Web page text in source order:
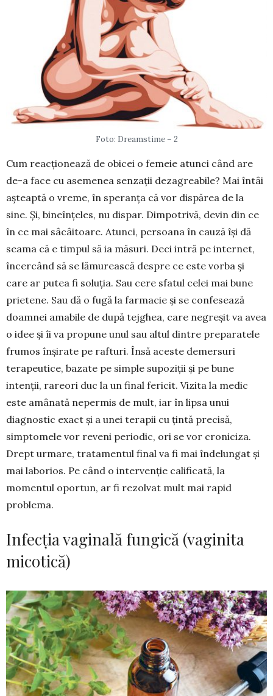
Foto: Dreamstime – 2
Cum reacționează de obicei o femeie a­tunci când are
de-a face cu asemenea sen­zații dezagreabile? Mai întâi
așteaptă o vreme, în speranța că vor dispărea de la
sine. Și, bineîn­țeles, nu dispar. Dimpotrivă, devin din ce
în ce mai sâcâitoare. Atunci, persoana în cauză își dă
seama că e timpul să ia măsuri. Deci intră pe internet,
încercând să se lămurească despre ce este vorba și
care ar putea fi soluția. Sau cere sfatul celei mai bune
prietene. Sau dă o fugă la farmacie și se con­fesează
doamnei amabile de după tejghea, care ne­greșit va avea
o idee și îi va propune unul sau altul dintre preparatele
frumos înșirate pe rafturi. Însă aces­te demersuri
terapeutice, bazate pe sim­ple supoziții și pe bune
intenții, rareori duc la un final fericit. Vizita la medic
este amânată nepermis de mult, iar în lipsa unui
diagnostic exact și a unei terapii cu țintă precisă,
simptomele vor reveni pe­riodic, ori se vor croniciza.
Drept urmare, trata­mentul final va fi mai îndelungat și
mai laborios. Pe când o inter­ven­ție calificată, la
momentul opor­tun, ar fi rezolvat mult mai rapid
problema.
Infecția vaginală fungică (vaginita
micotică)